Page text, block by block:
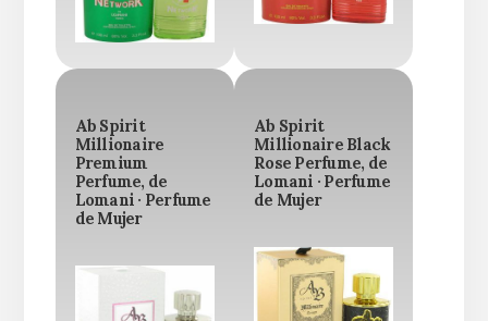
Ab Spirit
Millionaire
Premium
Perfume, de
Lomani · Perfume
de Mujer
Ab Spirit
Millionaire Black
Rose Perfume, de
Lomani · Perfume
de Mujer